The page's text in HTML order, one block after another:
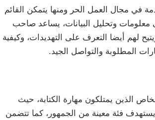
في مجال العمل الحر ومنها يتمكن القائم
معلومات وتحليل البيانات، يساعد صاحب
لهم أيضا التعرف على التهديدات، وكيفية
المطلوبة والتواصل الجيد.
الذين يمتلكون مهارة الكتابة، حيث
فئة معينة من الجمهور، كما تتضمن